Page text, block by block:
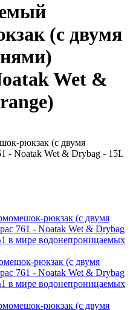
(с двумя
Wet &
рюкзак (с двумя
761 - Noatak Wet & Drybag
в мире водонепроницаемых